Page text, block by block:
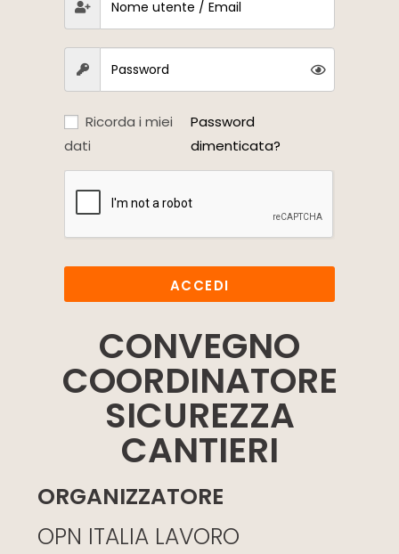
Ricorda i miei
dati
Password
dimenticata?
ACCEDI
CONVEGNO
COORDINATORE
SICUREZZA
CANTIERI
ORGANIZZATORE
OPN ITALIA LAVORO